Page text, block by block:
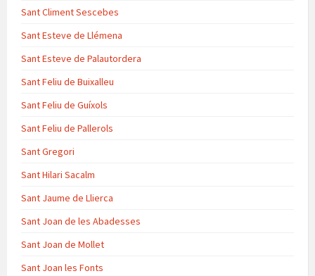
Sant Climent Sescebes
Sant Esteve de Llémena
Sant Esteve de Palautordera
Sant Feliu de Buixalleu
Sant Feliu de Guíxols
Sant Feliu de Pallerols
Sant Gregori
Sant Hilari Sacalm
Sant Jaume de Llierca
Sant Joan de les Abadesses
Sant Joan de Mollet
Sant Joan les Fonts